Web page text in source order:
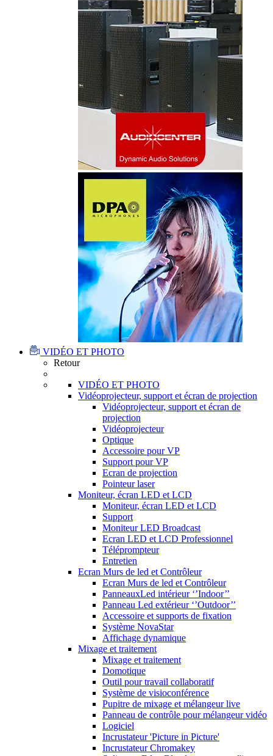
VIDÉO ET PHOTO
Retour
VIDÉO ET PHOTO
Vidéoprojecteur, support et écran de projection
Vidéoprojecteur, support et écran de
projection
Vidéoprojecteur
Optique
Accessoire pour VP
Support pour VP
Ecran de projection
Pointeur laser
Moniteur, écran LED et LCD
Moniteur, écran LED et LCD
Support
Moniteur LED Broadcast
Ecran LED et LCD Professionnel
Téléprompteur
Entretien
Ecran Murs de led et Contrôleur
Ecran Murs de led et Contrôleur
PanneauxLed intérieur ‘’Indoor’’
Panneau Led extérieur ‘’Outdoor’’
Accessoire et supports de fixation
Système NovaStar
Affichage dynamique
Mixage et traitement
Mixage et traitement
Domotique
Outil pour travail collaboratif
Système de visioconférence
Pupitre de mixage et mélangeur live
Panneau de contrôle pour mélangeur vidéo
Logiciel
Incrustateur 'Picture in Picture'
Incrustateur Chromakey